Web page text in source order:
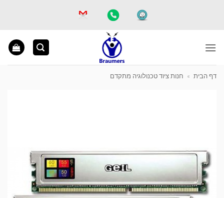
דף הבית » חנות ציוד טכנולוגיה מתקדם